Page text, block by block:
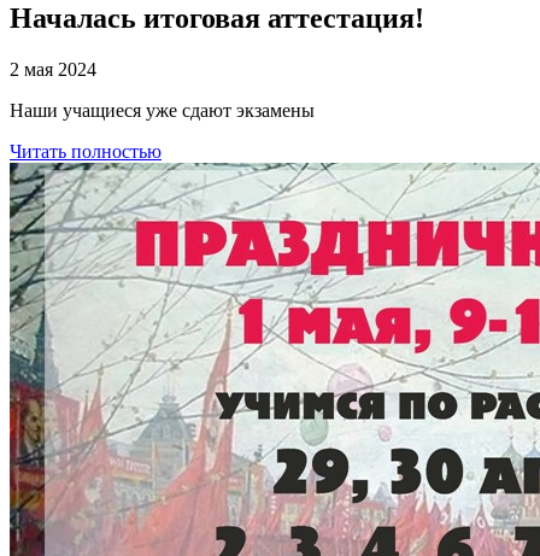
Началась итоговая аттестация!
2 мая 2024
Наши учащиеся уже сдают экзамены
Читать полностью